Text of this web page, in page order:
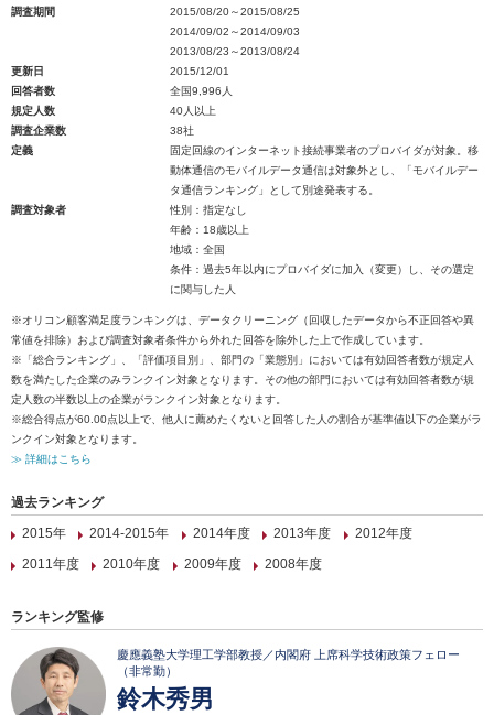
調査期間
2015/08/20～2015/08/25
2014/09/02～2014/09/03
2013/08/23～2013/08/24
更新日
2015/12/01
回答者数
全国9,996人
規定人数
40人以上
調査企業数
38社
定義
固定回線のインターネット接続事業者のプロバイダが対象。移
動体通信のモバイルデータ通信は対象外とし、「モバイルデー
タ通信ランキング」として別途発表する。
調査対象者
性別：指定なし
年齢：18歳以上
地域：全国
条件：過去5年以内にプロバイダに加入（変更）し、その選定
に関与した人
※オリコン顧客満足度ランキングは、データクリーニング（回収したデータから不正回答や異
常値を排除）および調査対象者条件から外れた回答を除外した上で作成しています。
※「総合ランキング」、「評価項目別」、部門の「業態別」においては有効回答者数が規定人
数を満たした企業のみランクイン対象となります。その他の部門においては有効回答者数が規
定人数の半数以上の企業がランクイン対象となります。
※総合得点が60.00点以上で、他人に薦めたくないと回答した人の割合が基準値以下の企業がラ
ンクイン対象となります。
≫ 詳細はこちら
過去ランキング
2015年
2014-2015年 2014年度 2013年度
2012年度
2011年度
2010年度 2009年度 2008年度
ランキング監修
慶應義塾大学理工学部教授／内閣府 上席科学技術政策フェロー
（非常勤）
鈴木秀男